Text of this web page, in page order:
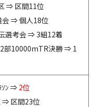
⇒ 区間11位
会 ⇒ 個人18位
選考会 ⇒ 3組12着
2部10000mTR決勝 ⇒ 1
ｿﾝ ⇒ 2位
⇒ 区間23位